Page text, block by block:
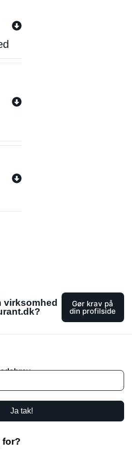
virksomhed
Gør krav på
din profilside
Ja tak!
for?